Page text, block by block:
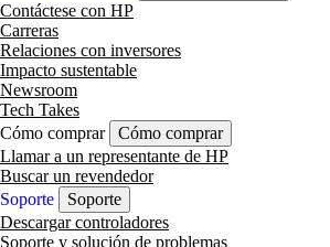
Contáctese con HP
Carreras
Relaciones con inversores
Impacto sustentable
Newsroom
Tech Takes
Cómo comprar
Cómo comprar
Llamar a un representante de HP
Buscar un revendedor
Soporte
Soporte
Descargar controladores
Soporte y solución de problemas